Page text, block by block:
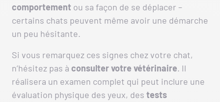
comportement ou sa façon de se déplacer –
certains chats peuvent même avoir une démarche
un peu hésitante.
Si vous remarquez ces signes chez votre chat,
n’hésitez pas à consulter votre vétérinaire. Il
réalisera un examen complet qui peut inclure une
évaluation physique des yeux, des tests